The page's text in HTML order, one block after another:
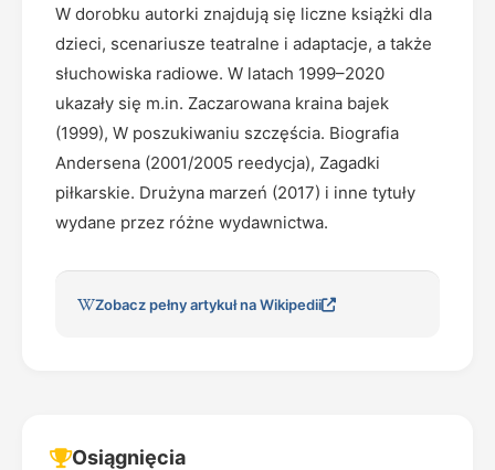
W dorobku autorki znajdują się liczne książki dla
dzieci, scenariusze teatralne i adaptacje, a także
słuchowiska radiowe. W latach 1999–2020
ukazały się m.in. Zaczarowana kraina bajek
(1999), W poszukiwaniu szczęścia. Biografia
Andersena (2001/2005 reedycja), Zagadki
piłkarskie. Drużyna marzeń (2017) i inne tytuły
wydane przez różne wydawnictwa.
Zobacz pełny artykuł na Wikipedii
Osiągnięcia